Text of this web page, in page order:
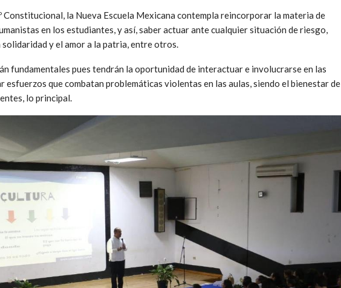
la Nueva Escuela Mexicana contempla reincorporar la materia de
en los estudiantes, y así, saber actuar ante cualquier situación de riesgo,
y el amor a la patria, entre otros.
fundamentales pues tendrán la oportunidad de interactuar e involucrarse en las
esfuerzos que combatan problemáticas violentas en las aulas, siendo el bienestar de
lo principal.